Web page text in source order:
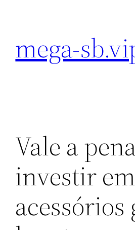
conteúdo
mega-
Vale a
investir em
acessórios